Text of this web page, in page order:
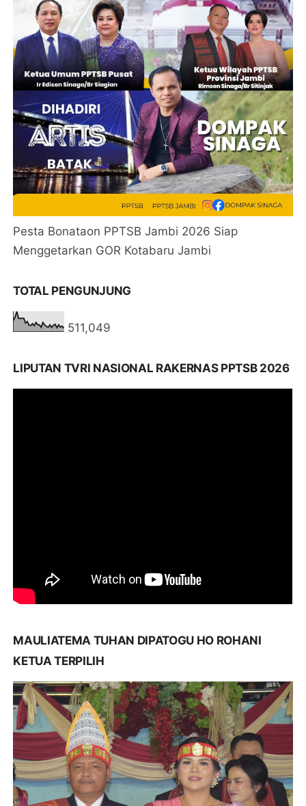
Pesta Bonataon PPTSB Jambi 2026 Siap
Menggetarkan GOR Kotabaru Jambi
TOTAL PENGUNJUNG
511,049
LIPUTAN TVRI NASIONAL RAKERNAS PPTSB 2026
MAULIATEMA TUHAN DIPATOGU HO ROHANI
KETUA TERPILIH